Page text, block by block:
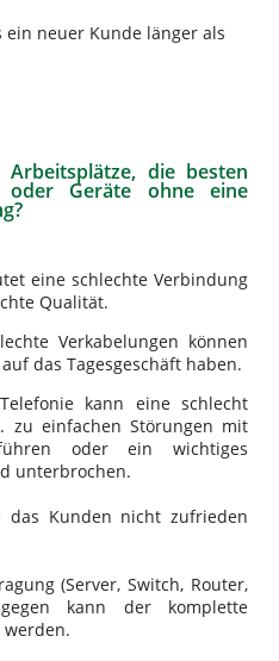
ein neuer Kunde länger als
die besten
oder Geräte ohne eine
eine schlechte Verbindung
Qualität.
Verkabelungen können
das Tagesgeschäft haben.
kann eine schlecht
zu einfachen Störungen mit
oder ein wichtiges
unterbrochen.
das Kunden nicht zufrieden
(Server, Switch, Router,
kann der komplette